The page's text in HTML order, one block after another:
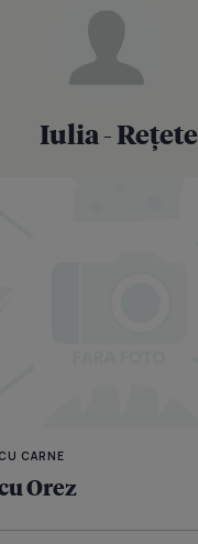
Iulia - Rețete
CARNE
Orez